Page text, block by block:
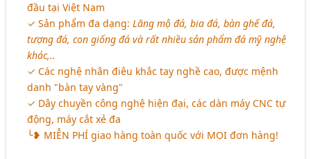
đầu tại Việt Nam
✓ Sản phẩm đa dạng:Lăng mộ đá, bia đá, bàn ghế đá,
tượng đá, con giống đá và rất nhiều sản phẩm đá mỹ nghệ
khác,..
✓ Các nghệ nhân điêu khắc tay nghề cao, được mệnh
danh "bàn tay vàng"
✓ Dây chuyền công nghệ hiện đại, các dàn máy CNC tự
động, máy cắt xẻ đa
╰❥ MIỄN PHÍ giao hàng toàn quốc với MỌI đơn hàng!